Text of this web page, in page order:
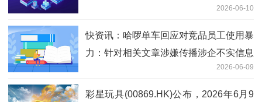
2026-06-10
快资讯：哈啰单车回应对竞品员工使用暴
力：针对相关文章涉嫌传播涉企不实信息
等问题，已向有关主管部门提交举报2026-06-09
彩星玩具(00869.HK)公布，2026年6月9